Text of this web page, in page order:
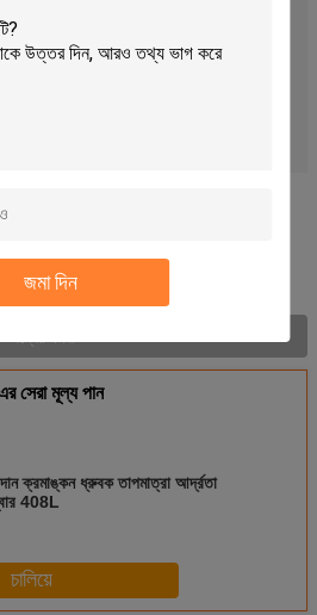
জমা দিন
0.5℃
চাপ ～1k Pa
রোধক স্পাত
এবং আর্দ্রতা পরীক্ষা চেম্বার OEM এবং ODM স্বাগতম,
whatspp: +86-
আর্দ্রতা চ...
চেম্বার,তাপমাত্রা এবং আর্দ্রতা চেম্বার
সেরা মূল্য পান
ক্রমাঙ্কন ধ্রুবক তাপমাত্রা আর্দ্রতা
408L
চালিয়ে